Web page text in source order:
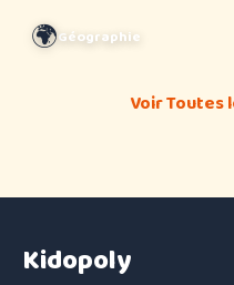
🌍Géographie
Voir Toutes
Kidopoly